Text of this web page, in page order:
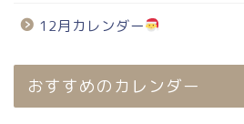
12月カレンダー
おすすめのカレンダー